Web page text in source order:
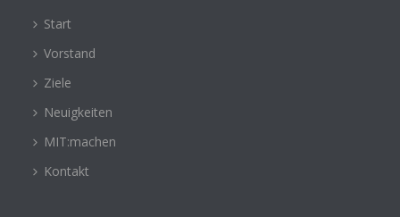
Start
Vorstand
Ziele
Neuigkeiten
MIT:machen
Kontakt